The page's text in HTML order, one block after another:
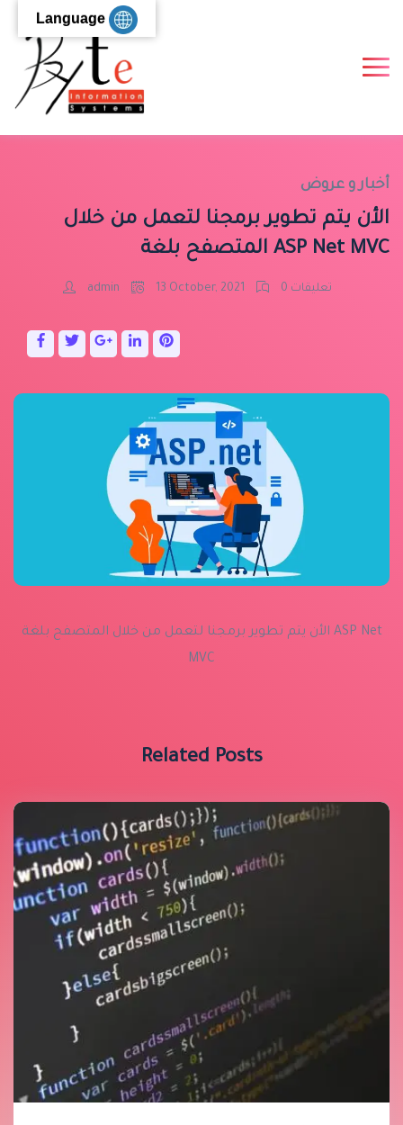
أخبار و عروض
الأن يتم تطوير برمجنا لتعمل من خلال
المتصفح بلغة ASP Net MVC
admin 13 October, 2021 0 تعليقات
الأن يتم تطوير برمجنا لتعمل من خلال المتصفح بلغة ASP Net
MVC
Related Posts
Language